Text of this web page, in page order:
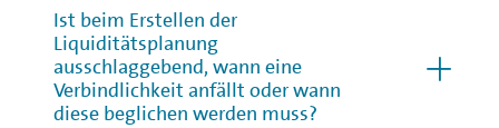
Ist beim Erstellen der
Liquiditätsplanung
ausschlaggebend, wann eine
Verbindlichkeit anfällt oder wann
diese beglichen werden muss?